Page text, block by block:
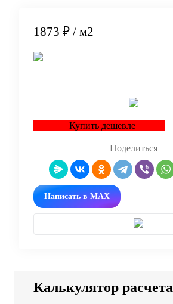
1873 ₽ / м2
Купить дешевле
Поделиться
Написать в MAX
Калькулятор